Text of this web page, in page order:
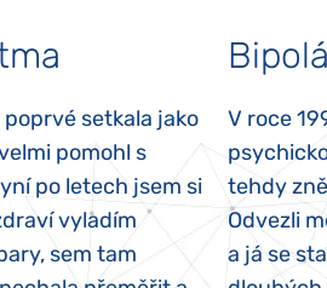
setkala jako
pomohl s
po letech jsem si
vyladím
sem tam
V roce
tehdy
Odvezli
a já se